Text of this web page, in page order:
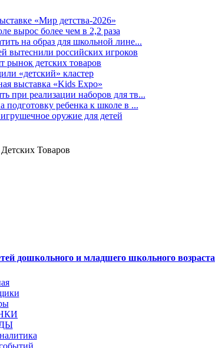
«Мир детства-2026»
вырос более чем в 2,2 раза
на образ для школьной лине...
вытеснили российских игроков
рынок детских товаров
«детский» кластер
выставка «Kids Expo»
реализации наборов для тв...
подготовку ребенка к школе в ...
оружие для детей
Товаров
дошкольного и младшего школьного возраста